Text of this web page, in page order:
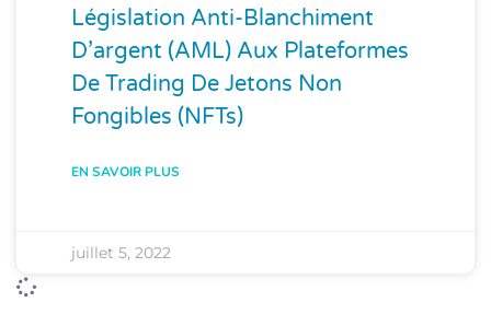
Législation Anti-Blanchiment
D’argent (AML) Aux Plateformes
De Trading De Jetons Non
Fongibles (NFTs)
EN SAVOIR PLUS
juillet 5, 2022